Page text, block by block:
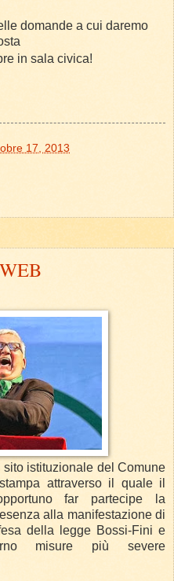
domande a cui daremo
in sala civica!
17, 2013
istituzionale del Comune
attraverso il quale il
far partecipe la
alla manifestazione di
della legge Bossi-Fini e
misure più severe